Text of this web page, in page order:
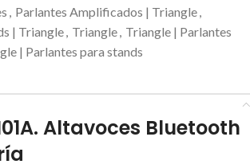
Parlantes Amplificados | Triangle
| Triangle Triangle Triangle | Parlantes
| Parlantes para stands
Altavoces Bluetooth